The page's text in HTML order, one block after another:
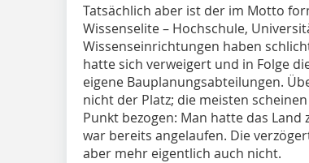
Tatsächlich aber ist der im Motto
Wissenselite – Hochschule,
Wissenseinrichtungen haben
hatte sich verweigert und in Folge
eigene Bauplanungsabteilungen.
nicht der Platz; die meisten
Punkt bezogen: Man hatte das
war bereits angelaufen. Die
aber mehr eigentlich auch nicht.